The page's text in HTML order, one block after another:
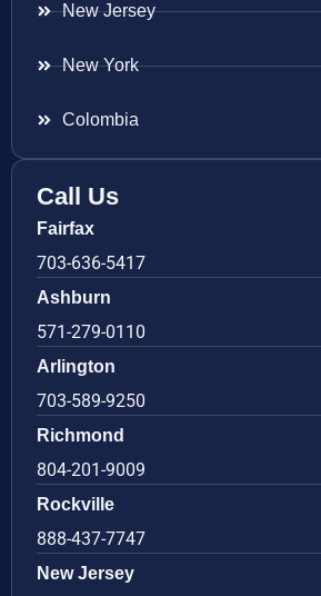
New Jersey
New York
Colombia
Call Us
Fairfax
703-636-5417
Ashburn
571-279-0110
Arlington
703-589-9250
Richmond
804-201-9009
Rockville
888-437-7747
New Jersey